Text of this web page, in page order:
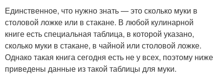
Единственное, что нужно знать — это сколько муки в
столовой ложке или в стакане. В любой кулинарной
книге есть специальная таблица, в которой указано,
сколько муки в стакане, в чайной или столовой ложке.
Однако такая книга сегодня есть не у всех, поэтому ниже
приведены данные из такой таблицы для муки.